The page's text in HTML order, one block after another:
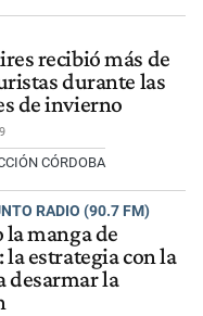
recibió más de
durante las
de invierno
CÓRDOBA
RADIO (90.7 FM)
la manga de
la estrategia con la
desarmar la